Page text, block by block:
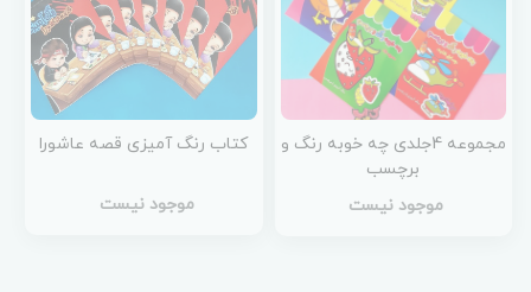
مجموعه 4جلدی چه خوبه رنگ و
برچسب
موجود نیست
کتاب رنگ آمیزی قصه عاشورا
موجود نیست